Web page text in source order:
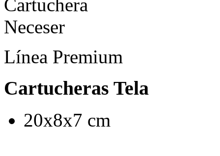
Línea Premium
Cartucheras Tela
20x8x7 cm